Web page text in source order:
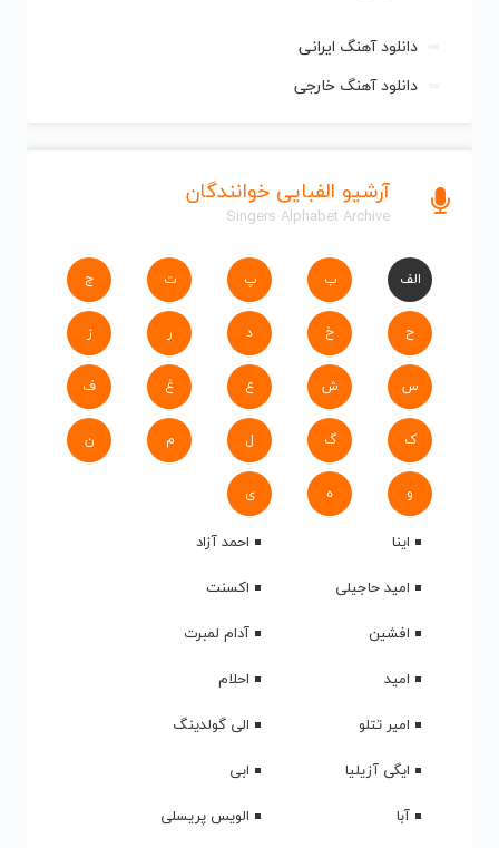
دانلود آهنگ ایرانی
دانلود آهنگ خارجی
آرشیو الفبایی خوانندگان
Singers Alphabet Archive
الف ب پ ت ج
ح خ د ر ز
س ش ع غ ف
ک گ ل م ن
و ه ی
اینا
احمد آزاد
امید حاجیلی
اکسنت
افشین
آدام لمبرت
امید
احلام
امیر تتلو
الی گولدینگ
ایگی آزیلیا
ابی
آبا
الویس پریسلی